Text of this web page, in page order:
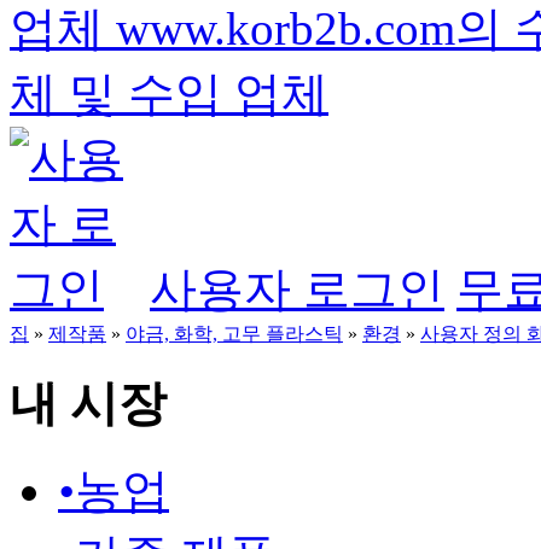
사용자 로그인 무
집 » 제작품 » 야금, 화학, 고무 플라스틱 » 환경 » 사용자 정의
내 시장
•농업